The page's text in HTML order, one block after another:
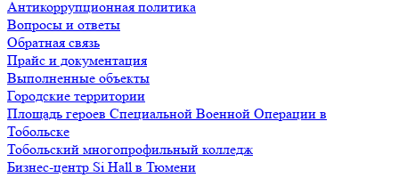
Антикоррупционная политика
Вопросы и ответы
Обратная связь
Прайс и документация
Выполненные объекты
Городские территории
Площадь героев Специальной Военной Операции в
Тобольске
Тобольский многопрофильный колледж
Бизнес-центр Si Hall в Тюмени